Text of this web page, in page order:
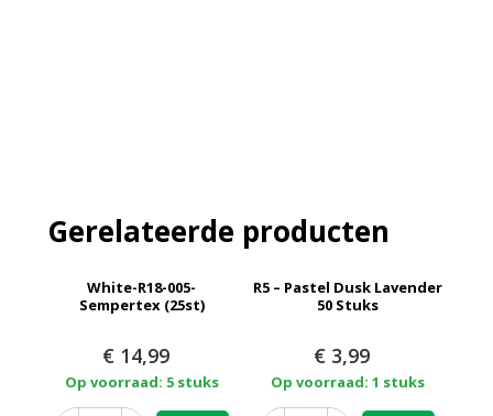
Gerelateerde producten
White-R18-005-
Sempertex (25st)
€ 14,99
Op voorraad: 5 stuks
R5 – Pastel Dusk Lavender
50 Stuks
€ 3,99
Op voorraad: 1 stuks